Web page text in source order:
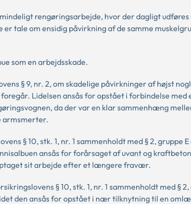
rengøringsarbejde, hvor der dagligt udføres
tale om ensidig påvirkning af de samme
som en arbejdsskade.
§ 9, nr. 2, om skadelige påvirkninger af højst
Lidelsen ansås for opstået i forbindelse med
da der var en klar sammenhæng
armsmerter.
§ 10, stk. 1, nr. 1 sammenholdt med § 2, gruppe E
ansås for forårsaget af uvant og
sit arbejde efter et længere fravær.
§ 10, stk. 1, nr. 1 sammenholdt med § 2,
den ansås for opstået i nær tilknytning til en